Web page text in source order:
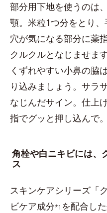
部分用下地を使うのは
顎。米粒1つ分をとり
穴が気になる部分に薬
クルクルとなじませま
くずれやすい小鼻の脇
り込みましょう。サラ
なじんだサイン。仕上
指でグッと押し込んで。
角栓や白ニキビには、
ス
スキンケアシリーズ「
ビケア成分*1 を配合し